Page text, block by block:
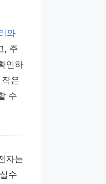
와
, 주
인하
은
수
자는
수